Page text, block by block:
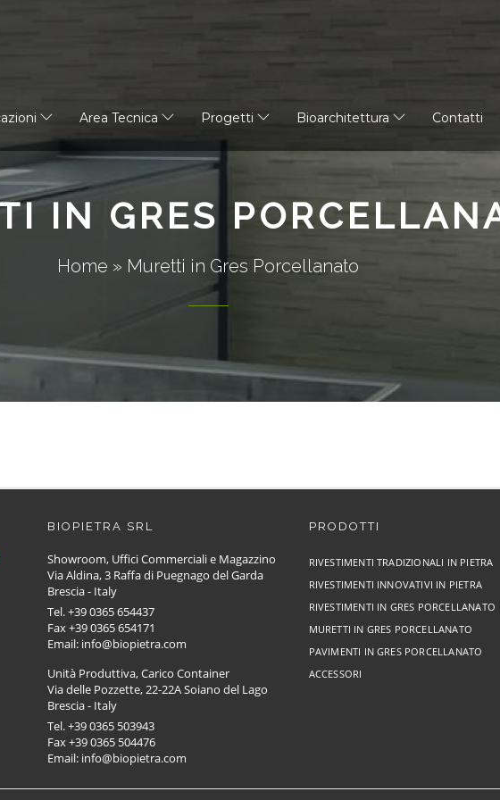
Area Tecnica Progetti Bioarchitettura Contatti
IN GRES
Home » Muretti in Gres Porcellanato
BIOPIETRA SRL
Showroom, Uffici Commerciali e Magazzino
Via Aldina, 3 Raffa di Puegnago del Garda
Brescia - Italy
Tel. +39 0365 654437
Fax +39 0365 654171
Email: info@biopietra.com
Unità Produttiva, Carico Container
Via delle Pozzette, 22-22A Soiano del Lago
Brescia - Italy
Tel. +39 0365 503943
Fax +39 0365 504476
Email: info@biopietra.com
PRODOTTI
RIVESTIMENTI TRADIZIONALI IN PIETRA
RIVESTIMENTI INNOVATIVI IN PIETRA
RIVESTIMENTI IN GRES PORCELLANATO
MURETTI IN GRES PORCELLANATO
PAVIMENTI IN GRES PORCELLANATO
ACCESSORI